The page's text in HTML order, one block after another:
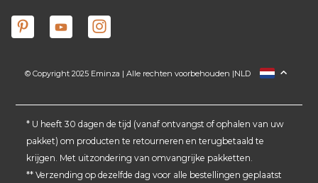
© Copyright 2025 Eminza | Alle rechten voorbehouden |
FRANCE
ITALIA
DEUTSCHLAND
SCHWEIZ
NLD
* U heeft 30 dagen de tijd (vanaf ontvangst of ophalen van uw
pakket) om producten te retourneren en terugbetaald te
krijgen. Met uitzondering van omvangrijke pakketten.
** Verzending op dezelfde dag voor alle bestellingen geplaatst